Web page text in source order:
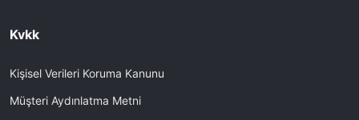
Kvkk
Kişisel Verileri Koruma Kanunu
Müşteri Aydınlatma Metni